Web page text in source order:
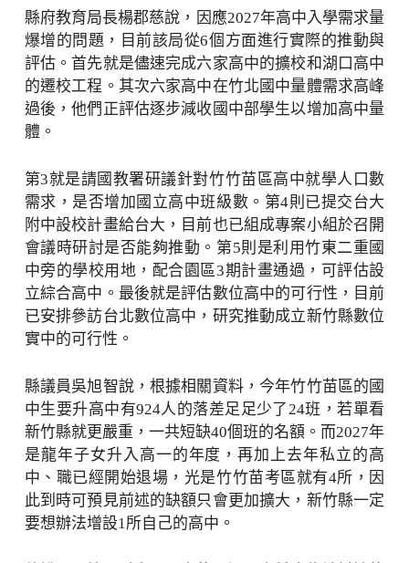
縣府教育局長楊郡慈說，因應2027年高中入學需求量
爆增的問題，目前該局從6個方面進行實際的推動與
評估。首先就是儘速完成六家高中的擴校和湖口高中
的遷校工程。其次六家高中在竹北國中量體需求高峰
過後，他們正評估逐步減收國中部學生以增加高中量
體。
第3就是請國教署研議針對竹竹苗區高中就學人口數
需求，是否增加國立高中班級數。第4則已提交台大
附中設校計畫給台大，目前也已組成專案小組於召開
會議時研討是否能夠推動。第5則是利用竹東二重國
中旁的學校用地，配合園區3期計畫通過，可評估設
立綜合高中。最後就是評估數位高中的可行性，目前
已安排參訪台北數位高中，研究推動成立新竹縣數位
實中的可行性。
縣議員吳旭智說，根據相關資料，今年竹竹苗區的國
中生要升高中有924人的落差足足少了24班，若單看
新竹縣就更嚴重，一共短缺40個班的名額。而2027年
是龍年子女升入高一的年度，再加上去年私立的高
中、職已經開始退場，光是竹竹苗考區就有4所，因
此到時可預見前述的缺額只會更加擴大，新竹縣一定
要想辦法增設1所自己的高中。